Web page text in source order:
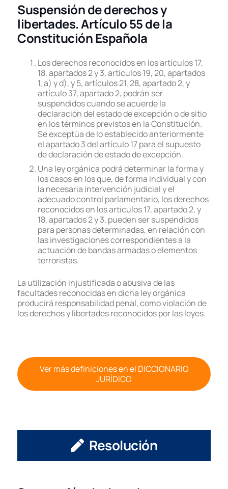
Suspensión de derechos y
libertades. Artículo 55 de la
Constitución Española
Los derechos reconocidos en los artículos 17,
18, apartados 2 y 3, artículos 19, 20, apartados
1, a) y d), y 5, artículos 21, 28, apartado 2, y
artículo 37, apartado 2, podrán ser
suspendidos cuando se acuerde la
declaración del estado de excepción o de sitio
en los términos previstos en la Constitución.
Se exceptúa de lo establecido anteriormente
el apartado 3 del artículo 17 para el supuesto
de declaración de estado de excepción.
Una ley orgánica podrá determinar la forma y
los casos en los que, de forma individual y con
la necesaria intervención judicial y el
adecuado control parlamentario, los derechos
reconocidos en los artículos 17, apartado 2, y
18, apartados 2 y 3, pueden ser suspendidos
para personas determinadas, en relación con
las investigaciones correspondientes a la
actuación de bandas armadas o elementos
terroristas.
La utilización injustificada o abusiva de las
facultades reconocidas en dicha ley orgánica
producirá responsabilidad penal, como violación de
los derechos y libertades reconocidos por las leyes.
Ver más definiciones en el DICCIONARIO
JURÍDICO
Resolución